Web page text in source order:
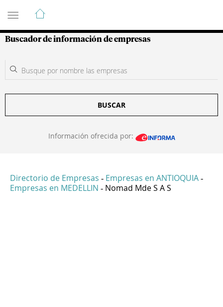
Guía de Empresas Colombianas
Buscador de información de empresas
BUSCAR
Información ofrecida por:
Directorio de Empresas - Empresas en ANTIOQUIA -
Empresas en MEDELLIN - Nomad Mde S A S